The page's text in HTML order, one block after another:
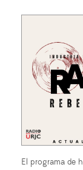
El programa de